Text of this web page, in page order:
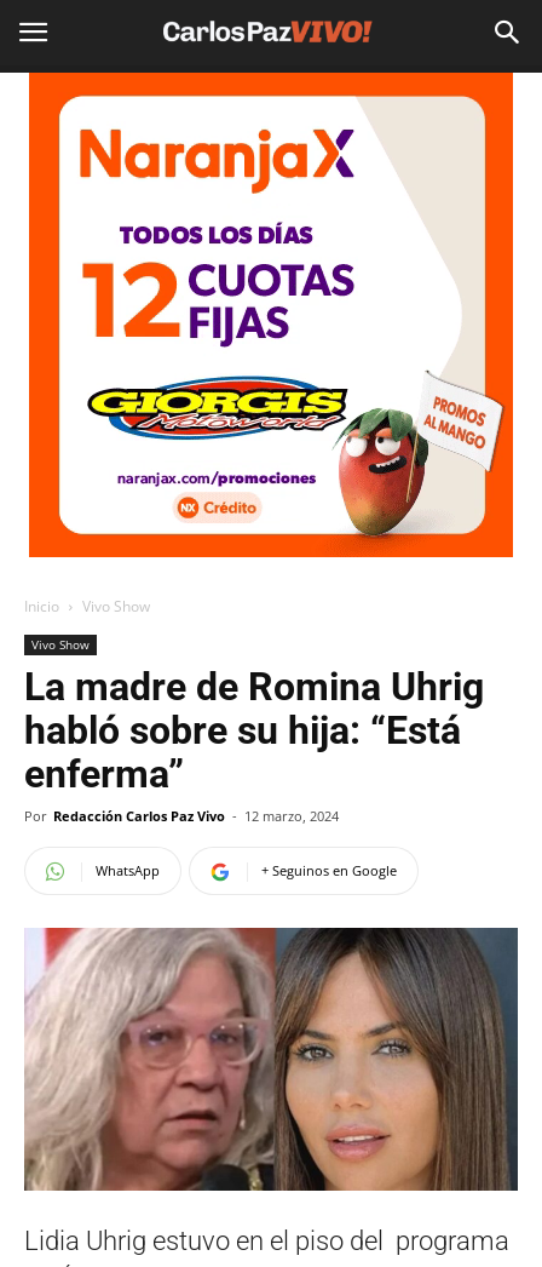
Inicio Vivo Show
Vivo Show
La madre de Romina Uhrig
habló sobre su hija: “Está
enferma”
Por Redacción Carlos Paz Vivo - 12 marzo, 2024
WhatsApp + Seguinos en Google
Lidia Uhrig estuvo en el piso del programa